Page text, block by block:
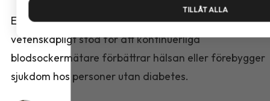
En svensk narrativ översikt visar att det saknas
vetenskapligt stöd för att kontinuerliga
blodsockermätare förbättrar hälsan eller förebygger
sjukdom hos personer utan diabetes.
TILLÅT ALLA